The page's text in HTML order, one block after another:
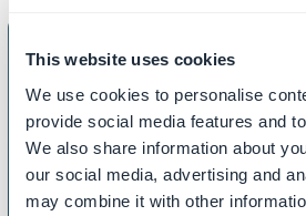
This website uses cookies
We use cookies to personalise
provide social media features and
We also share information about
our social media, advertising and
may combine it with other
So passen Sie Ihre
an